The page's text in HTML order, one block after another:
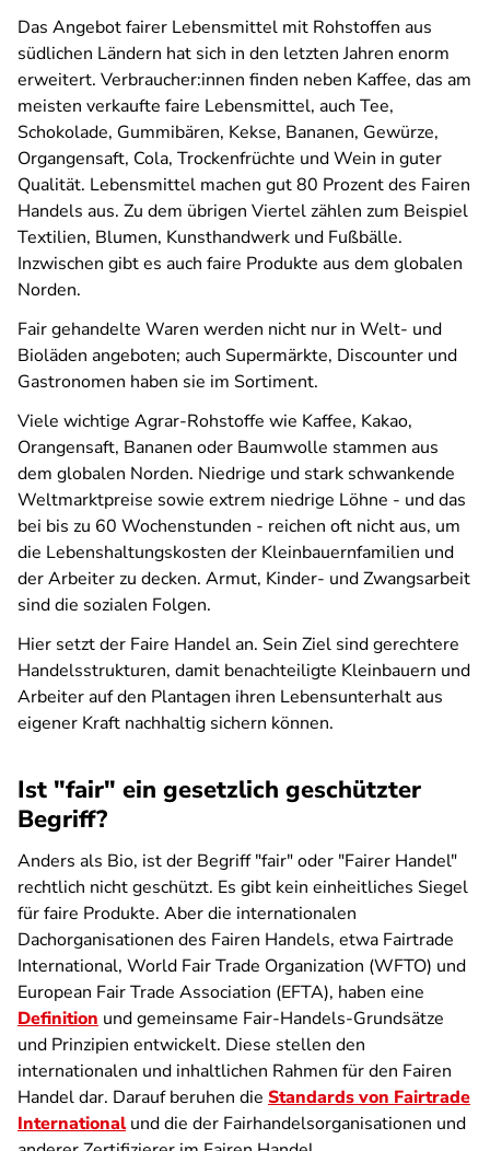
Das Angebot fairer Lebensmittel mit Rohstoffen aus
südlichen Ländern hat sich in den letzten Jahren enorm
erweitert. Verbraucher:innen finden neben Kaffee, das am
meisten verkaufte faire Lebensmittel, auch Tee,
Schokolade, Gummibären, Kekse, Bananen, Gewürze,
Organgensaft, Cola, Trockenfrüchte und Wein in guter
Qualität. Lebensmittel machen gut 80 Prozent des Fairen
Handels aus. Zu dem übrigen Viertel zählen zum Beispiel
Textilien, Blumen, Kunsthandwerk und Fußbälle.
Inzwischen gibt es auch faire Produkte aus dem globalen
Norden.
Fair gehandelte Waren werden nicht nur in Welt- und
Bioläden angeboten; auch Supermärkte, Discounter und
Gastronomen haben sie im Sortiment.
Viele wichtige Agrar-Rohstoffe wie Kaffee, Kakao,
Orangensaft, Bananen oder Baumwolle stammen aus
dem globalen Norden. Niedrige und stark schwankende
Weltmarktpreise sowie extrem niedrige Löhne - und das
bei bis zu 60 Wochenstunden - reichen oft nicht aus, um
die Lebenshaltungskosten der Kleinbauernfamilien und
der Arbeiter zu decken. Armut, Kinder- und Zwangsarbeit
sind die sozialen Folgen.
Hier setzt der Faire Handel an. Sein Ziel sind gerechtere
Handelsstrukturen, damit benachteiligte Kleinbauern und
Arbeiter auf den Plantagen ihren Lebensunterhalt aus
eigener Kraft nachhaltig sichern können.
Ist "fair" ein gesetzlich geschützter
Begriff?
Anders als Bio, ist der Begriff "fair" oder "Fairer Handel"
rechtlich nicht geschützt. Es gibt kein einheitliches Siegel
für faire Produkte. Aber die internationalen
Dachorganisationen des Fairen Handels, etwa Fairtrade
International, World Fair Trade Organization (WFTO) und
European Fair Trade Association (EFTA), haben eine
Definition und gemeinsame Fair-Handels-Grundsätze
und Prinzipien entwickelt. Diese stellen den
internationalen und inhaltlichen Rahmen für den Fairen
Handel dar. Darauf beruhen die Standards von Fairtrade
Internationalund die der Fairhandelsorganisationen und